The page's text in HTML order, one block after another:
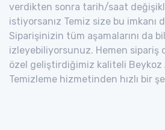
verdikten sonra tarih/saat
istiyorsanız Temiz size bu imkanı
Siparişinizin tüm aşamalarını da
izleyebiliyorsunuz. Hemen sipariş
özel geliştirdiğimiz kaliteli Beykoz
Temizleme hizmetinden hızlı bir